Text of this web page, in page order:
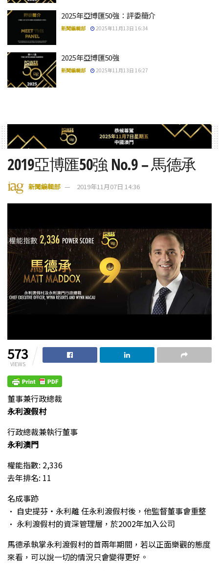
2025年亞博匯50強：評委簡介
新聞編輯部 2025年11月13日 16:34
2025年亞博匯50強
新聞編輯部 2025年11月13日 16:27
2019亞博匯50強 No.9 – 馬德承
新聞編輯部 2019年11月07日 14:36
573
VIEWS
董事兼行政總裁
永利渡假村
行政總裁兼執行董事
永利澳門
權能指數: 2,336
去年排名: 11
名成事跡
• 自史提芬・永利離 任永利渡假村後，他監督董事會重整
• 永利渡假村的資深管理層，於2002年加入公司
馬德承執掌永利渡假村的首兩年期間，若以正面樂觀的態度
來看，可以說一切的情況只會變得更好。